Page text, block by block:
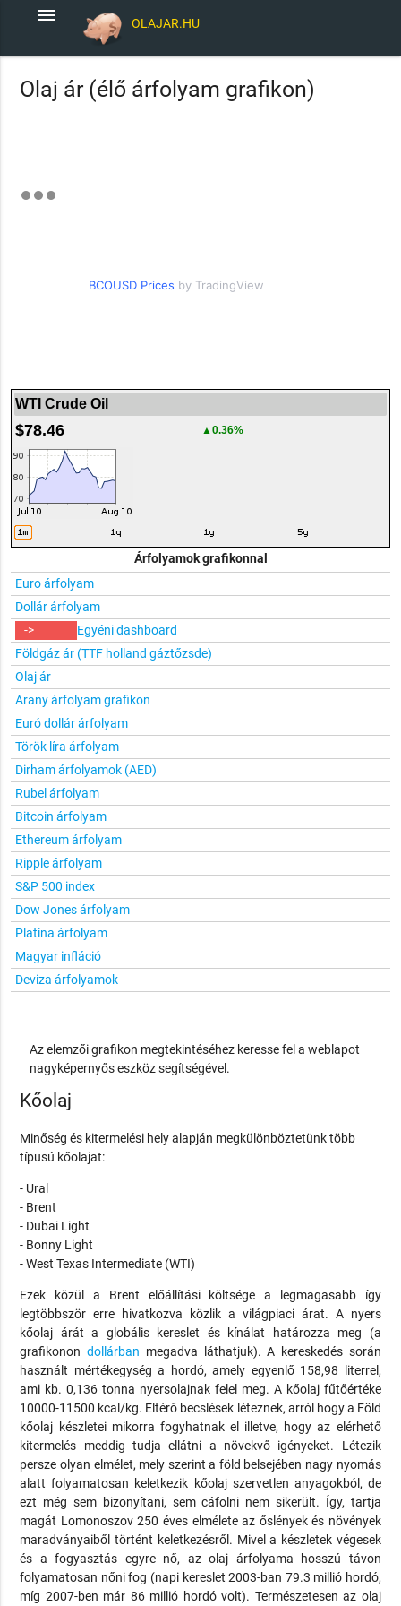
OLAJAR.HU
menu
Olaj ár (élő árfolyam grafikon)
BCOUSD Prices by TradingView
WTI Crude Oil
$78.46 ▲0.36%
Árfolyamok grafikonnal
Euro árfolyam
Dollár árfolyam
->
Egyéni dashboard
Földgáz ár (TTF holland gáztőzsde)
Olaj ár
Arany árfolyam grafikon
Euró dollár árfolyam
Török líra árfolyam
Dirham árfolyamok (AED)
Rubel árfolyam
Bitcoin árfolyam
Ethereum árfolyam
Ripple árfolyam
S&P 500 index
Dow Jones árfolyam
Platina árfolyam
Magyar infláció
Deviza árfolyamok
Az elemzői grafikon megtekintéséhez keresse fel a weblapot
nagyképernyős eszköz segítségével.
Kőolaj
Minőség és kitermelési hely alapján megkülönböztetünk több
típusú kőolajat:
- Ural
- Brent
- Dubai Light
- Bonny Light
- West Texas Intermediate (WTI)
Ezek közül a Brent előállítási költsége a legmagasabb így
legtöbbször erre hivatkozva közlik a világpiaci árat. A nyers
kőolaj árát a globális kereslet és kínálat határozza meg (a
grafikonondollárban megadva láthatjuk). A kereskedés során
használt mértékegység a hordó, amely egyenlő 158,98 literrel,
ami kb. 0,136 tonna nyersolajnak felel meg. A kőolaj fűtőértéke
10000-11500 kcal/kg. Eltérő becslések léteznek, arról hogy a Föld
kőolaj készletei mikorra fogyhatnak el illetve, hogy az elérhető
kitermelés meddig tudja ellátni a növekvő igényeket. Létezik
persze olyan elmélet, mely szerint a föld belsejében nagy nyomás
alatt folyamatosan keletkezik kőolaj szervetlen anyagokból, de
ezt még sem bizonyítani, sem cáfolni nem sikerült. Így, tartja
magát Lomonoszov 250 éves elmélete az őslények és növények
maradványaiből történt keletkezésről. Mivel a készletek végesek
és a fogyasztás egyre nő, az olaj árfolyama hosszú távon
folyamatosan nőni fog (napi kereslet 2003-ban 79.3 millió hordó,
míg 2007-ben már 86 millió hordó volt). Természetesen az olaj